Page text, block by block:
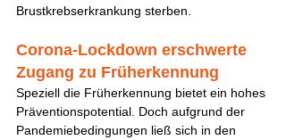
Brustkrebserkrankung sterben.
Corona-Lockdown erschwerte
Zugang zu Früherkennung
Speziell die Früherkennung bietet ein hohes
Präventionspotential. Doch aufgrund der
Pandemiebedingungen ließ sich in den